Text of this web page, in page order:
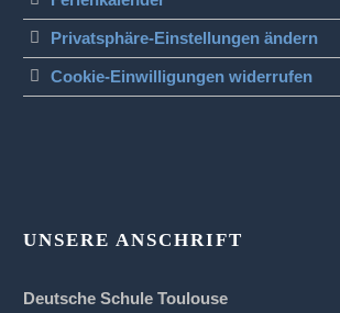
Privatsphäre-Einstellungen ändern
Cookie-Einwilligungen widerrufen
UNSERE ANSCHRIFT
Deutsche Schule Toulouse